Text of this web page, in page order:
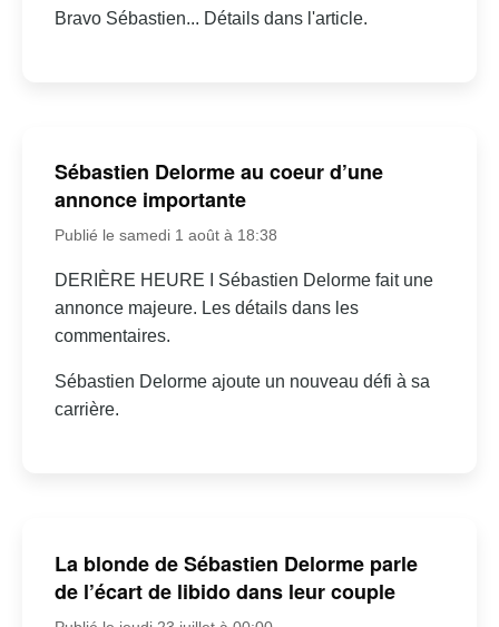
Bravo Sébastien... Détails dans l'article.
Sébastien Delorme au coeur d’une
annonce importante
Publié le samedi 1 août à 18:38
DERIÈRE HEURE I Sébastien Delorme fait une
annonce majeure. Les détails dans les
commentaires.
Sébastien Delorme ajoute un nouveau défi à sa
carrière.
La blonde de Sébastien Delorme parle
de l’écart de libido dans leur couple